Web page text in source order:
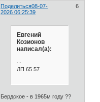
Поделиться 6
08-07-
2026 06:25:39
Евгений
Козионов
написал(а):
ЛП 65 57
Бердское - в 1965м году ??